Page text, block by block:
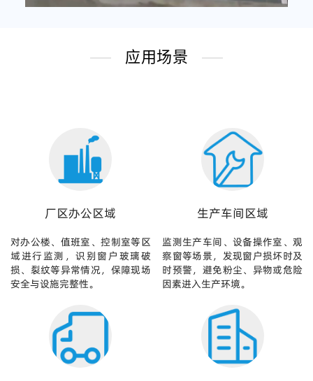
应用场景
厂区办公区域
对办公楼、值班室、控制室等区
域进行监测，识别窗户玻璃破
损、裂纹等异常情况，保障现场
安全与设施完整性。
生产车间区域
监测生产车间、设备操作室、观
察窗等场景，发现窗户损坏时及
时预警，避免粉尘、异物或危险
因素进入生产环境。